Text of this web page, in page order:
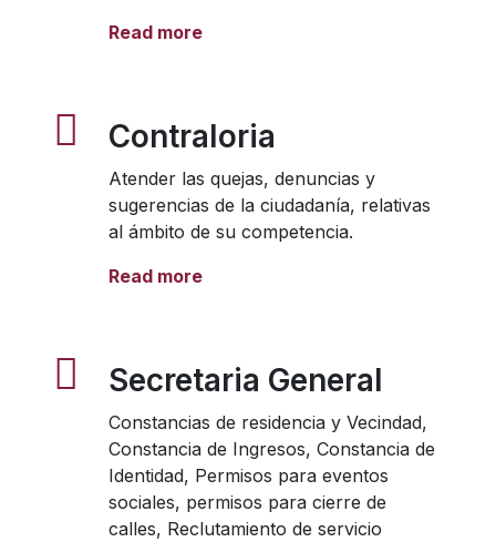
Read more
Contraloria
Atender las quejas, denuncias y
sugerencias de la ciudadanía, relativas
al ámbito de su competencia.
Read more
Secretaria General
Constancias de residencia y Vecindad,
Constancia de Ingresos, Constancia de
Identidad, Permisos para eventos
sociales, permisos para cierre de
calles, Reclutamiento de servicio